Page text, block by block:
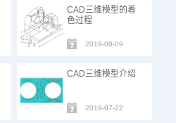
CAD三维模型的着
色过程
2019-08-09
CAD三维模型介绍
2019-07-22